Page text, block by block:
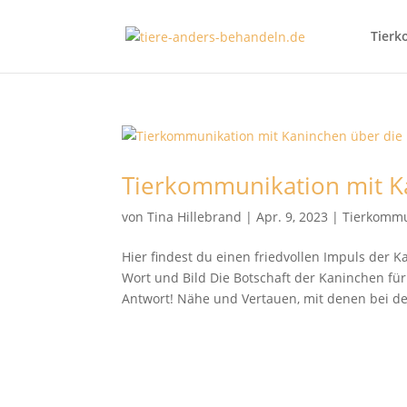
Tierkommunikation mit
vonTina Hillebrand |Apr. 9, 2023 |
Hier findest du einen friedvollen Impuls der
Wort und Bild Die Botschaft der Kaninchen
Antwort! Nähe und Vertauen, mit denen bei